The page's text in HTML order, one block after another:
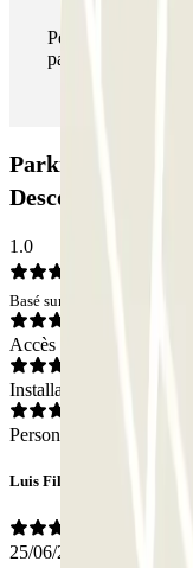
Pendant votre
parking aussi
Parking RedPark
Descoberto: Avis
1.0
Basé sur 1 avis
Accès
Installations
Personnel
Luis Filipe
25/06/2025